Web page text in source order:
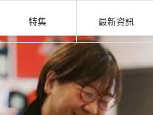
特集 最新資訊